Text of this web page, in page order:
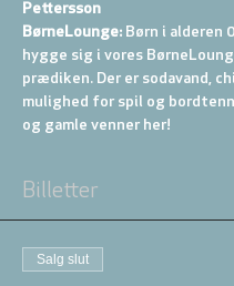
Pettersson
BørneLounge: Børn i alderen
hygge sig i vores
prædiken. Der er sodavand,
mulighed for spil og
og gamle venner her!
Billetter
Salg slut